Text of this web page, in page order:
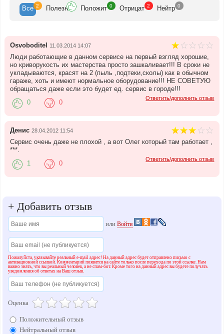
Все 2 Полезн Положит 0 Отрицат 2 Нейтр 0
Osvoboditel 11.03.2014 14:07
Люди работающие в данном сервисе на первый взгляд хорошие,
но криворукость их мастерства просто зашкаливает!!! В сроки не
укладываются, красят на 2 (пыль ,подтеки,сколы) как в обычном
гараже, хоть и имеют нормальное оборудование!!! НЕ СОВЕТУЮ
обращаться даже если это будет ед. сервис в городе!!!
Ответить/дополнить отзыв
0 0
Денис 28.04.2012 11:54
Сервис очень даже не плохой , а вот Олег который там работает ,
***.
Ответить/дополнить отзыв
1 0
+ Добавить отзыв
илиВойти
Пожалуйста, указывайте реальный e-mail адрес! На данный адрес будет отправлено письмо с
активационной ссылкой. Комментарий появится на сайте только после перехода по этой ссылке. Нам
важно знать, что вы реальный человек, а не спам-бот. Кроме того на данный адрес вы будете получать
уведомления об ответах на Ваш отзыв.
Оценка
Положительный отзыв
Нейтральный отзыв